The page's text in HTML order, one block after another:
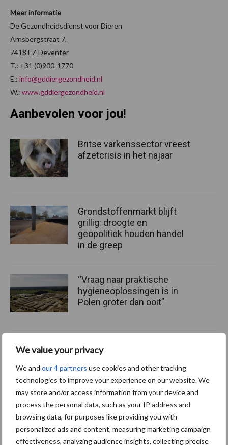
We value your privacy
We and our 4 partners use cookies and other tracking
technologies to improve your experience on our website. We
may store and/or access information from your device and
process the personal data, such as your IP address and
browsing data, for purposes like providing you with
personalized ads and content, measuring marketing campaign
effectiveness, analyzing audience insights, collecting precise
Meer informatie
De Gezondheidsdienst voor Dieren
Arnsbergstraat 7,
7418 EZ Deventer
T.: +31 (0)900-1770
E.: info@gddiergezondheid.nl
W.: www.gddiergezondheid.nl
Aanbevolen voor jou!
Britse varkenssector vreest
afzetcrisis in het najaar
Grondstoffenmarkt blijft
grillig: droogte en
geopolitiek houden handel
in de greep
“Vraag naar praktische
hygieneoplossingen is in
Polen groter dan ooit”
Themapagina
Diergezondheid Fokkerij Huisvesting